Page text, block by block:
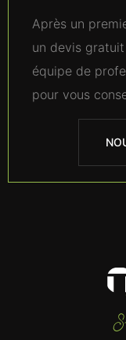
Après un
un devis
équipe de
pour vous